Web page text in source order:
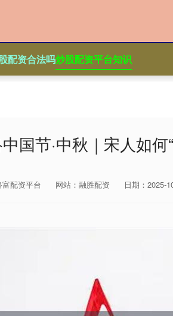
配资合法吗炒股配资平台知识
国节·中秋｜宋人如
配资平台 网站：融胜配资 日期：2025-